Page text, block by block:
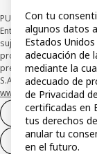
PUBLICIDAD:
Entidad de Pago híbrida
sujeta a su
protección de los
presta su depósito en
S.A. Conoce más
Desistimiento
Desistimiento
Con tu
algunos datos
Estados
adecuación de
mediante la
adecuado de
de Privacidad
certificadas en
tus derechos
anular tu
en el futuro.